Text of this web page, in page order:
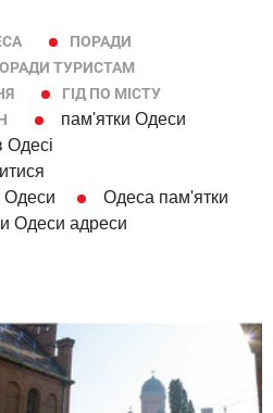
ПОРАДИ
ТУРИСТАМ
ГІД ПО МІСТУ
пам'ятки Одеси
Одесі
Одеси
Одеса пам'ятки
Одеси адреси